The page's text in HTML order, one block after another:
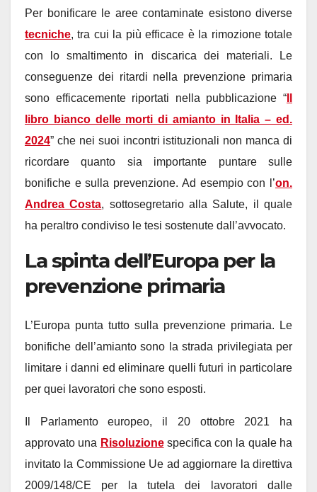
Per bonificare le aree contaminate esistono diverse
tecniche, tra cui la più efficace è la rimozione totale
con lo smaltimento in discarica dei materiali. Le
conseguenze dei ritardi nella prevenzione primaria
sono efficacemente riportati nella pubblicazione “
libro bianco delle morti di amianto in Italia – ed.
2024” che nei suoi incontri istituzionali non manca di
ricordare quanto sia importante puntare sulle
bonifiche e sulla prevenzione. Ad esempio con l’on.
Andrea Costa, sottosegretario alla Salute, il quale
ha peraltro condiviso le tesi sostenute dall’avvocato.
La spinta dell’Europa per la
prevenzione primaria
L’Europa punta tutto sulla prevenzione primaria. Le
bonifiche dell’amianto sono la strada privilegiata per
limitare i danni ed eliminare quelli futuri in particolare
per quei lavoratori che sono esposti.
Il Parlamento europeo, il 20 ottobre 2021 ha
approvato una Risoluzionespecifica con la quale ha
invitato la Commissione Ue ad aggiornare la direttiva
2009/148/CE per la tutela dei lavoratori dalle